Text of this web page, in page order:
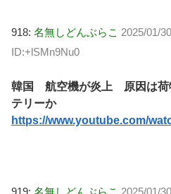
918: 名無しどんぶらこ 2025/01/
ID:+lSMn9Nu0
韓国 航空機が炎上 原因は荷
テリーか
https://www.youtube.com/
919: 名無しどんぶらこ 2025/01/